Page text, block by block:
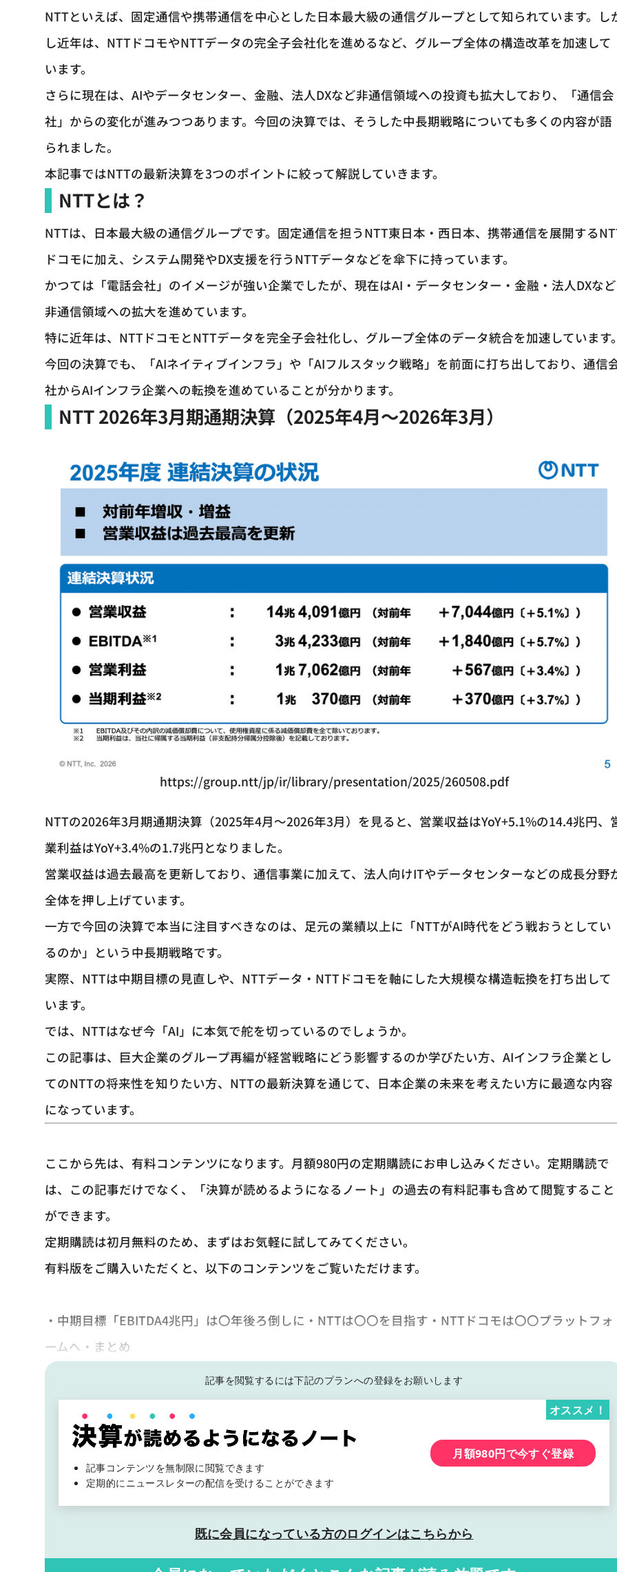
NTTといえば、固定通信や携帯通信を中心とした日本最大級の通信グループとして知られています。し
し近年は、NTTドコモやNTTデータの完全子会社化を進めるなど、グループ全体の構造改革を加速して
います。
さらに現在は、AIやデータセンター、金融、法人DXなど非通信領域への投資も拡大しており、「通信会
社」からの変化が進みつつあります。今回の決算では、そうした中長期戦略についても多くの内容が語
られました。
本記事ではNTTの最新決算を3つのポイントに絞って解説していきます。
NTTとは？
NTTは、日本最大級の通信グループです。固定通信を担うNTT東日本・西日本、携帯通信を展開する
ドコモに加え、システム開発やDX支援を行うNTTデータなどを傘下に持っています。
かつては「電話会社」のイメージが強い企業でしたが、現在はAI・データセンター・金融・法人DXなど
非通信領域への拡大を進めています。
特に近年は、NTTドコモとNTTデータを完全子会社化し、グループ全体のデータ統合を加速しています
今回の決算でも、「AIネイティブインフラ」や「AIフルスタック戦略」を前面に打ち出しており、通信
社からAIインフラ企業への転換を進めていることが分かります。
NTT 2026年3月期通期決算（2025年4月～2026年3月）
https://group.ntt/jp/ir/library/presentation/2025/260508.pdf
NTTの2026年3月期通期決算（2025年4月～2026年3月）を見ると、営業収益はYoY+5.1%の14.4兆円、
業利益はYoY+3.4%の1.7兆円となりました。
営業収益は過去最高を更新しており、通信事業に加えて、法人向けITやデータセンターなどの成長分野
全体を押し上げています。
一方で今回の決算で本当に注目すべきなのは、足元の業績以上に「NTTがAI時代をどう戦おうとしてい
るのか」という中長期戦略です。
実際、NTTは中期目標の見直しや、NTTデータ・NTTドコモを軸にした大規模な構造転換を打ち出して
います。
では、NTTはなぜ今「AI」に本気で舵を切っているのでしょうか。
この記事は、巨大企業のグループ再編が経営戦略にどう影響するのか学びたい方、AIインフラ企業とし
てのNTTの将来性を知りたい方、NTTの最新決算を通じて、日本企業の未来を考えたい方に最適な内容
になっています。
ここから先は、有料コンテンツになります。月額980円の定期購読にお申し込みください。定期購読で
は、この記事だけでなく、「決算が読めるようになるノート」の過去の有料記事も含めて閲覧すること
ができます。
定期購読は初月無料のため、まずはお気軽に試してみてください。
有料版をご購入いただくと、以下のコンテンツをご覧いただけます。
・中期目標「EBITDA4兆円」は〇年後ろ倒しに・NTTは〇〇を目指す・NTTドコモは〇〇プラットフォ
ームへ・まとめ
記事を閲覧するには下記のプランへの登録をお願いします
記事コンテンツを無制限に閲覧できます
定期的にニュースレターの配信を受けることができます
オススメ！
月額980円で今すぐ登録
既に会員になっている方のログインはこちらから